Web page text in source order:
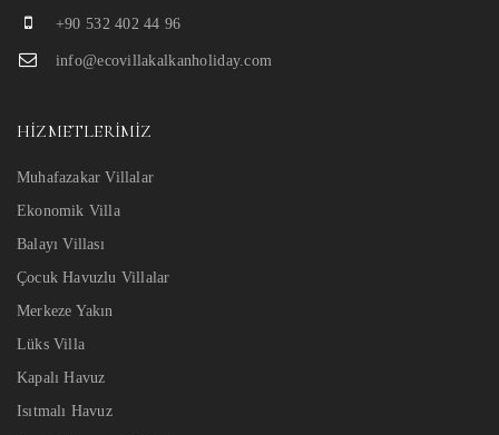
+90 532 402 44 96
info@ecovillakalkanholiday.com
HIZMETLERIMIZ
Muhafazakar Villalar
Ekonomik Villa
Balayı Villası
Çocuk Havuzlu Villalar
Merkeze Yakın
Lüks Villa
Kapalı Havuz
Isıtmalı Havuz